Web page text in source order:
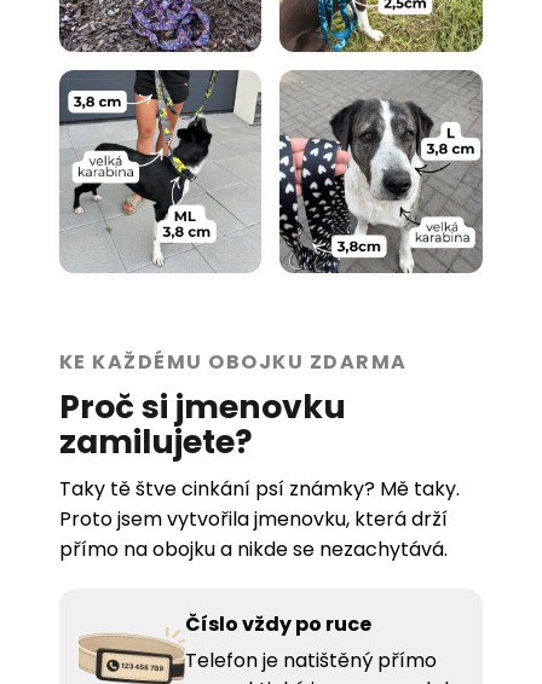
KE KAŽDÉMU OBOJKU ZDARMA
Proč si jmenovku
zamilujete?
Taky tě štve cinkání psí známky? Mě taky.
Proto jsem vytvořila jmenovku, která drží
přímo na obojku a nikde se nezachytává.
Číslo vždy po ruce
Telefon je natištěný přímo